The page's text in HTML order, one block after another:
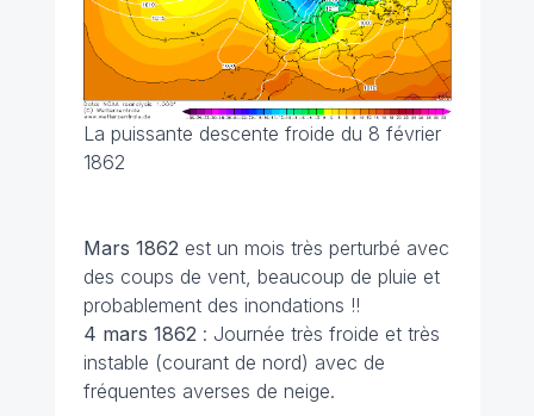
La puissante descente froide du 8 février
1862
Mars 1862 est un mois très perturbé avec
des coups de vent, beaucoup de pluie et
probablement des inondations !!
4 mars 1862 : Journée très froide et très
instable (courant de nord) avec de
fréquentes averses de neige.